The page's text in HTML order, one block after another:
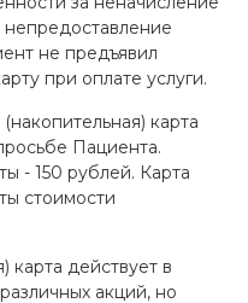
непредоставление
не предъявил
при оплате услуги.
карта
Пациента.
- 150 рублей. Карта
стоимости
карта действует в
акций, но